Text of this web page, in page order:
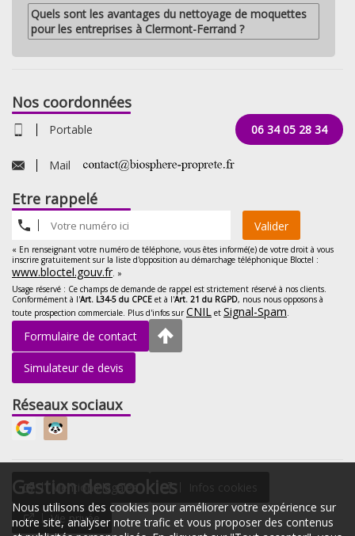
Gestion des cookies
Nous utilisons des cookies pour améliorer votre expérience sur
notre site, analyser notre trafic et vous proposer des contenus
Quels sont les avantages du nettoyage de moquettes
pour les entreprises à Clermont-Ferrand ?
Nos coordonnées
Portable 06 34 05 28 34
Mail
Etre rappelé
Valider
« En renseignant votre numéro de téléphone, vous êtes informé(e) de votre droit à vous
inscrire gratuitement sur la liste d'opposition au démarchage téléphonique Bloctel :
www.bloctel.gouv.fr. »
Usage réservé : Ce champs de demande de rappel est strictement réservé à nos clients.
Conformément à l'Art. L34-5 du CPCE et à l'Art. 21 du RGPD, nous nous opposons à
toute prospection commerciale. Plus d'infos surCNIL et Signal-Spam.
Formulaire de contact
Simulateur de devis
Réseaux sociaux
Mentions légales Infos cookies
Vie privée